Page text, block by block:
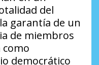
del
garantía de un
de miembros
como
democrático